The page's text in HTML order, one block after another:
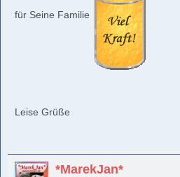
für Seine Familie
Leise Grüße
*MarekJan*